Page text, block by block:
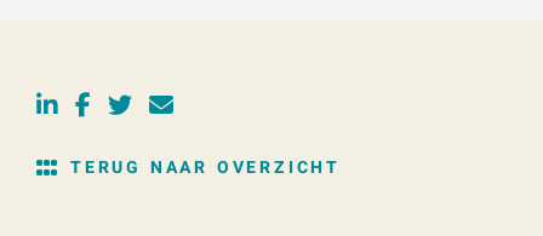
TERUG NAAR OVERZICHT